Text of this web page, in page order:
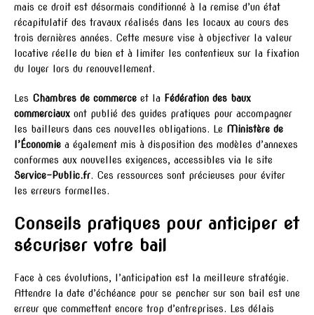
mais ce droit est désormais conditionné à la remise d’un état
récapitulatif des travaux réalisés dans les locaux au cours des
trois dernières années. Cette mesure vise à objectiver la valeur
locative réelle du bien et à limiter les contentieux sur la fixation
du loyer lors du renouvellement.
Les Chambres de commerce et la Fédération des baux
commerciaux ont publié des guides pratiques pour accompagner
les bailleurs dans ces nouvelles obligations. Le Ministère de
l’Économie a également mis à disposition des modèles d’annexes
conformes aux nouvelles exigences, accessibles via le site
Service-Public.fr. Ces ressources sont précieuses pour éviter
les erreurs formelles.
Conseils pratiques pour anticiper et
sécuriser votre bail
Face à ces évolutions, l’anticipation est la meilleure stratégie.
Attendre la date d’échéance pour se pencher sur son bail est une
erreur que commettent encore trop d’entreprises. Les délais